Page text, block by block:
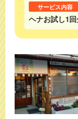
サービス内容
ヘナお試し1